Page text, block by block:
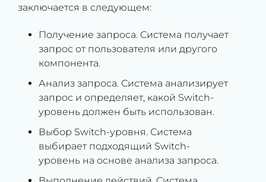
заключается в следующем:
Получение запроса. Система получает
запрос от пользователя или другого
компонента.
Анализ запроса. Система анализирует
запрос и определяет, какой Switch-
уровень должен быть использован.
Выбор Switch-уровня. Система
выбирает подходящий Switch-
уровень на основе анализа запроса.